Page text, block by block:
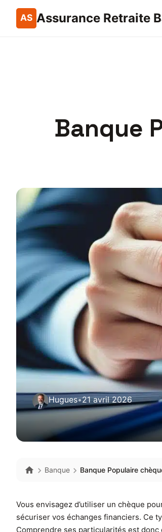
Assurance Retraite
Banque
Hugues•21 avril 2026
Banque Banque Populaire
Vous envisagez d’utiliser un chèque
sécuriser vos échanges financiers. Ce
Comprendre ses particularités est